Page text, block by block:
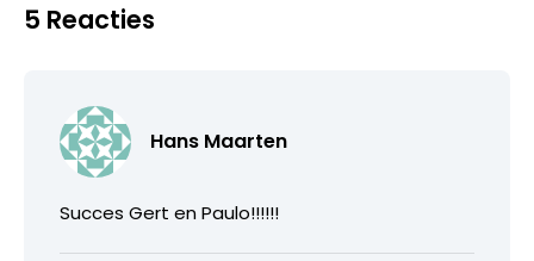
5 Reacties
Hans Maarten
Succes Gert en Paulo!!!!!!